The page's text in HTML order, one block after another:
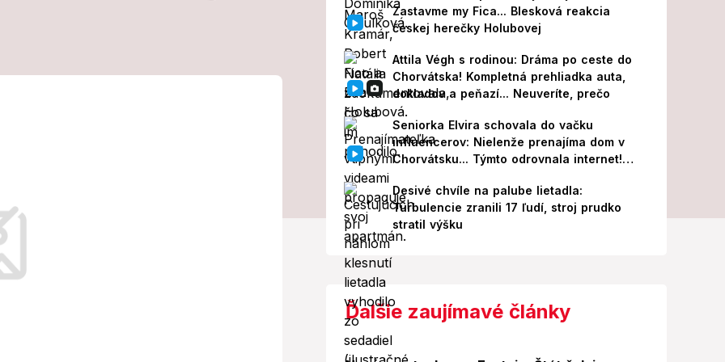
v lietadle
ruky vodou z
hrozieb.
Zastavme my Fica... Blesková reakcia
českej herečky Holubovej
Attila Végh s rodinou: Dráma po ceste do
Chorvátska! Kompletná prehliadka auta,
dokladov a peňazí... Neuveríte, prečo
Seniorka Elvira schovala do vačku
influencerov: Nielenže prenajíma dom v
Chorvátsku... Týmto odrovnala internet!
Desivé chvíle na palube lietadla:
Turbulencie zranili 17 ľudí, stroj prudko
stratil výšku
Ďalšie zaujímavé články